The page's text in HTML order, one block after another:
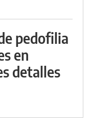
pedofilia
en
detalles